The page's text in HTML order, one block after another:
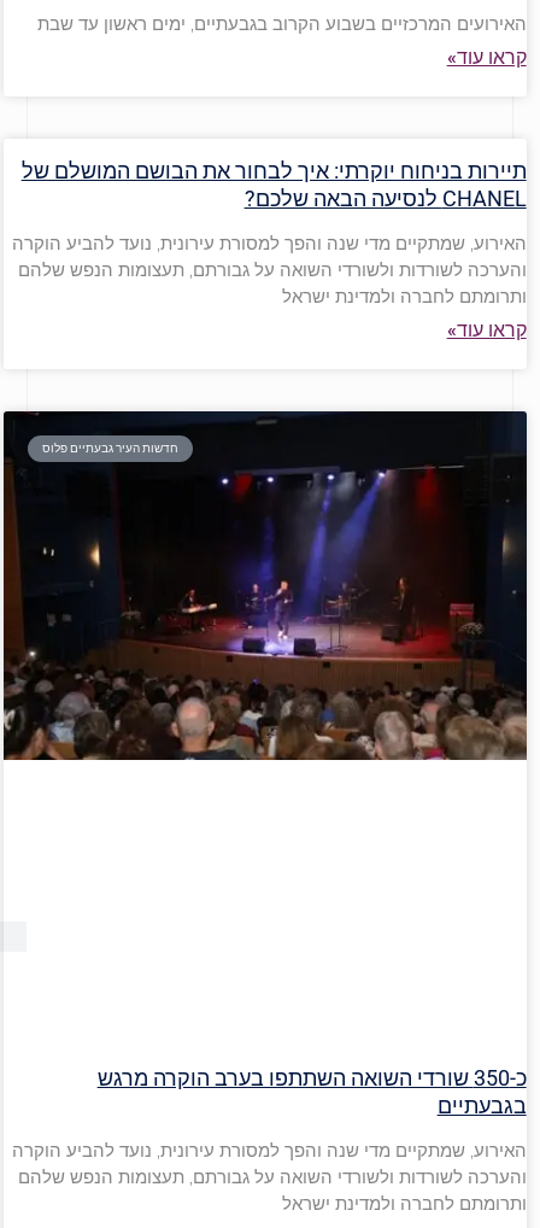
האירועים המרכזיים בשבוע הקרוב בגבעתיים, ימים ראשון עד שבת
קראו עוד»
תיירות בניחוח יוקרתי: איך לבחור את הבושם המושלם של
CHANEL לנסיעה הבאה שלכם?
האירוע, שמתקיים מדי שנה והפך למסורת עירונית, נועד להביע הוקרה
והערכה לשורדות ולשורדי השואה על גבורתם, תעצומות הנפש שלהם
ותרומתם לחברה ולמדינת ישראל
קראו עוד»
חדשות העיר גבעתיים פלוס
כ-350 שורדי השואה השתתפו בערב הוקרה מרגש
בגבעתיים
האירוע, שמתקיים מדי שנה והפך למסורת עירונית, נועד להביע הוקרה
והערכה לשורדות ולשורדי השואה על גבורתם, תעצומות הנפש שלהם
ותרומתם לחברה ולמדינת ישראל